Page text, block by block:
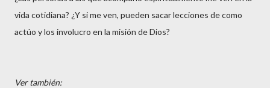
vida cotidiana? ¿Y si me ven, pueden sacar lecciones de como
actúo y los involucro en la misión de Dios?
Ver también: